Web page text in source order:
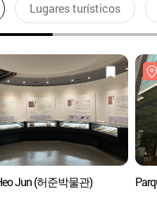
Lugares turísticos
Jun (허준박물관)